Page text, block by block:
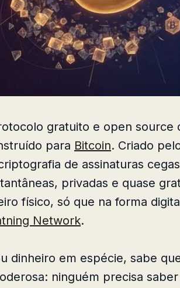
gratuito e open source
para Bitcoin. Criado
de assinaturas
privadas e quase
físico, só que na forma
Network.
dinheiro em espécie, sabe
ninguém precisa